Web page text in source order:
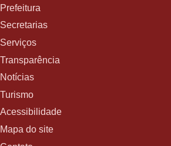
Prefeitura
Secretarias
Serviços
Transparência
Notícias
Turismo
Acessibilidade
Mapa do site